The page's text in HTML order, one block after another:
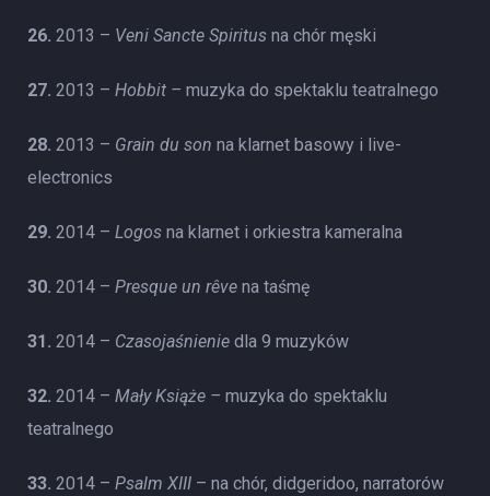
26. 2013 – Veni Sancte Spiritus na chór męski
27. 2013 – Hobbit – muzyka do spektaklu teatralnego
28. 2013 – Grain du son na klarnet basowy i live-
electronics
29. 2014 – Logos na klarnet i orkiestra kameralna
30. 2014 – Presque un rêve na taśmę
31. 2014 – Czasojaśnienie dla 9 muzyków
32. 2014 – Mały Książe – muzyka do spektaklu
teatralnego
33. 2014 – Psalm XIII – na chór, didgeridoo, narratorów